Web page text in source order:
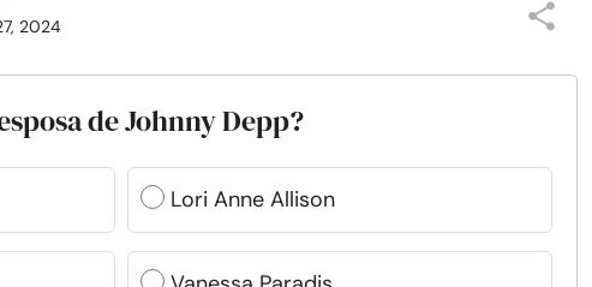
2024
de Johnny Depp?
Lori Anne Allison